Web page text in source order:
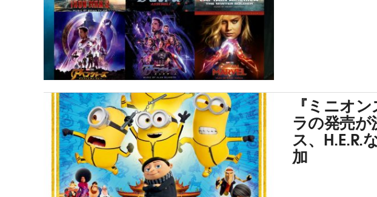
『ミニオ
ラの発売
ス、H.E.R.
加